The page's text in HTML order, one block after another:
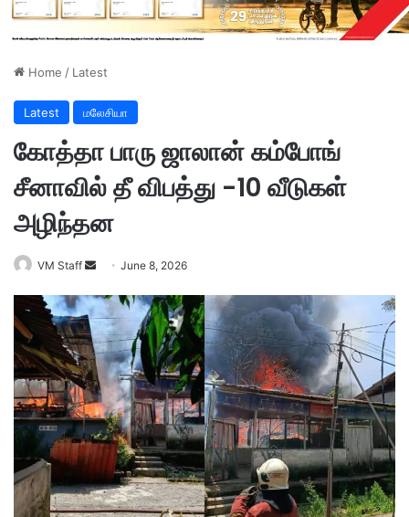
Home / Latest
Latest மலேசியா
கோத்தா பாரு ஜாலான் கம்போங்
சீனாவில் தீ விபத்து -10 வீடுகள்
அழிந்தன
VM Staff
a
n
e
m
a
l
June 8, 2026